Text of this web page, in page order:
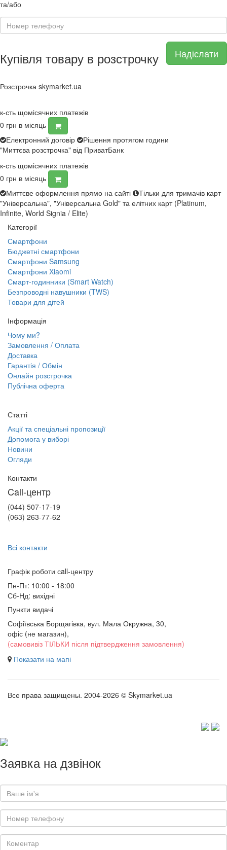
та/або
Надіслати
Купівля товару в розстрочку
Розстрочка skymarket.ua
к-сть щомісячних платежів
0 грн в місяць
Електронний договір
Рішення протягом години
"Миттєва розстрочка" від ПриватБанк
к-сть щомісячних платежів
0 грн в місяць
Миттєве оформлення прямо на сайті
Тільки для тримачів карт
"Універсальна", "Універсальна Gold" та елітних карт (Platinum,
Infinite, World Signia / Elite)
Категорії
Смартфони
Бюджетні смартфони
Смартфони Samsung
Смартфони Xiaomi
Смарт-годинники (Smart Watch)
Безпроводні навушники (TWS)
Товари для дітей
Інформація
Чому ми?
Замовлення / Оплата
Доставка
Гарантія / Обмін
Онлайн розстрочка
Публічна оферта
Статті
Акції та спеціальні пропозиції
Допомога у виборі
Новини
Огляди
Контакти
Call-центр
(044) 507-17-19
(063) 263-77-62
Всі контакти
Графік роботи сall-центру
Пн-Пт: 10:00 - 18:00
Сб-Нд: вихідні
Пункти видачі
Софіївська Борщагівка, вул. Мала Окружна, 30,
офіс (не магазин),
(самовивіз ТІЛЬКИ після підтвердження замовлення)
Показати на мапі
Все права защищены. 2004-2026 © Skymarket.ua
Заявка на дзвінок